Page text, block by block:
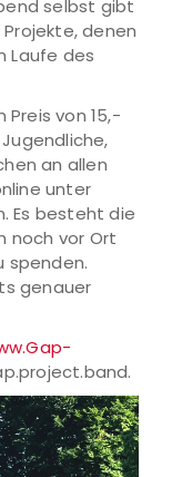
selbst gibt
denen
Laufe des
von 15,-
an allen
unter
Es besteht die
noch vor Ort
spenden.
genauer